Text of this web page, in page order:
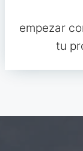
empezar
tu